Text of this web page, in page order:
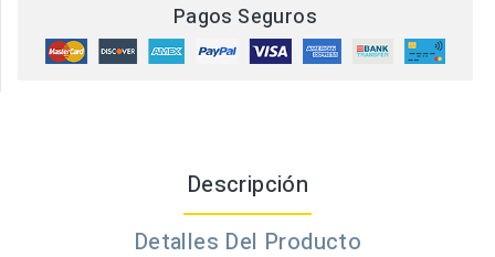
Pagos Seguros
Descripción
Detalles Del Producto